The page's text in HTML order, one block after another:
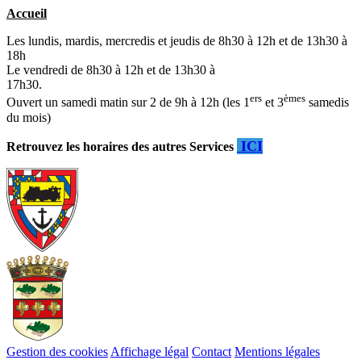
Accueil
Les lundis, mardis, mercredis et jeudis de 8h30 à 12h et de 13h30 à
18h
Le vendredi de 8h30 à 12h et de 13h30 à
17h30.
Ouvert un samedi matin sur 2 de 9h à 12h (les 1ers et 3èmes samedis
du mois)
Retrouvez les horaires des autres Services ICI
Gestion des cookies Affichage légal Contact Mentions légales